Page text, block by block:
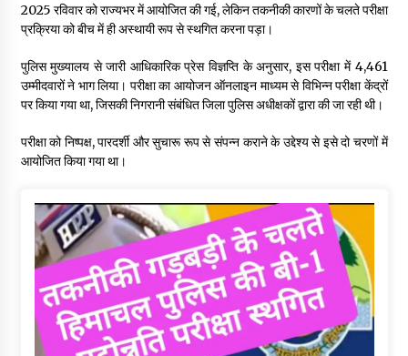
शिमला पुलिस में बड़ी अनुशासनात्मक कार्रवाई, 3 पुलिसकर्मी निलंबित
07/08/2026
6 साल में पीएम नरेंद्र मोदी के विदेश दौरों पर 557 करोड़ खर्च, सरकार ने
संसद में दी जानकारी
07/08/2026
06/08/2026
2025 रविवार को राज्यभर में आयोजित की गई, लेकिन तकनीकी कारणों के चलते परीक्षा
प्रक्रिया को बीच में ही अस्थायी रूप से स्थगित करना पड़ा।
पुलिस मुख्यालय से जारी आधिकारिक प्रेस विज्ञप्ति के अनुसार, इस परीक्षा में 4,461
उम्मीदवारों ने भाग लिया। परीक्षा का आयोजन ऑनलाइन माध्यम से विभिन्न परीक्षा केंद्रों
पर किया गया था, जिसकी निगरानी संबंधित जिला पुलिस अधीक्षकों द्वारा की जा रही थी।
परीक्षा को निष्पक्ष, पारदर्शी और सुचारू रूप से संपन्न कराने के उद्देश्य से इसे दो चरणों में
आयोजित किया गया था।